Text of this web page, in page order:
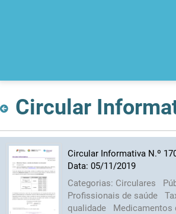
Circular Informativa N.º
Data: 05/11/2019
Categorias: Circulares
Profissionais de saúde
qualidade
Medicamentos